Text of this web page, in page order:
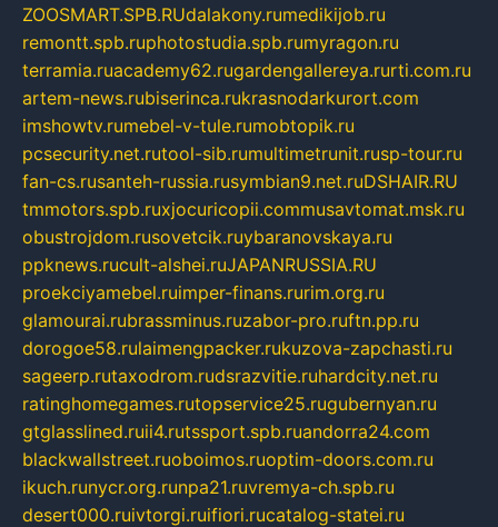
ZOOSMART.SPB.RUdalakony.rumedikijob.ru
remontt.spb.ruphotostudia.spb.rumyragon.ru
terramia.ruacademy62.rugardengallereya.rurti.com.ru
artem-news.rubiserinca.rukrasnodarkurort.com
imshowtv.rumebel-v-tule.rumobtopik.ru
pcsecurity.net.rutool-sib.rumultimetrunit.rusp-tour.ru
fan-cs.rusanteh-russia.rusymbian9.net.ruDSHAIR.RU
tmmotors.spb.ruxjocuricopii.commusavtomat.msk.ru
obustrojdom.rusovetcik.ruybaranovskaya.ru
ppknews.rucult-alshei.ruJAPANRUSSIA.RU
proekciyamebel.ruimper-finans.rurim.org.ru
glamourai.rubrassminus.ruzabor-pro.ruftn.pp.ru
dorogoe58.rulaimengpacker.rukuzova-zapchasti.ru
sageerp.rutaxodrom.rudsrazvitie.ruhardcity.net.ru
ratinghomegames.rutopservice25.rugubernyan.ru
gtglasslined.ruii4.rutssport.spb.ruandorra24.com
blackwallstreet.ruoboimos.ruoptim-doors.com.ru
ikuch.runycr.org.runpa21.ruvremya-ch.spb.ru
desert000.ruivtorgi.ruifiori.rucatalog-statei.ru